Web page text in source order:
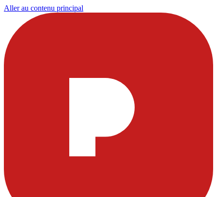
Aller au contenu principal